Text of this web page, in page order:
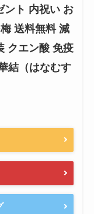
ント 内祝い お
送料無料 減
クエン酸 免疫
結（はなむす